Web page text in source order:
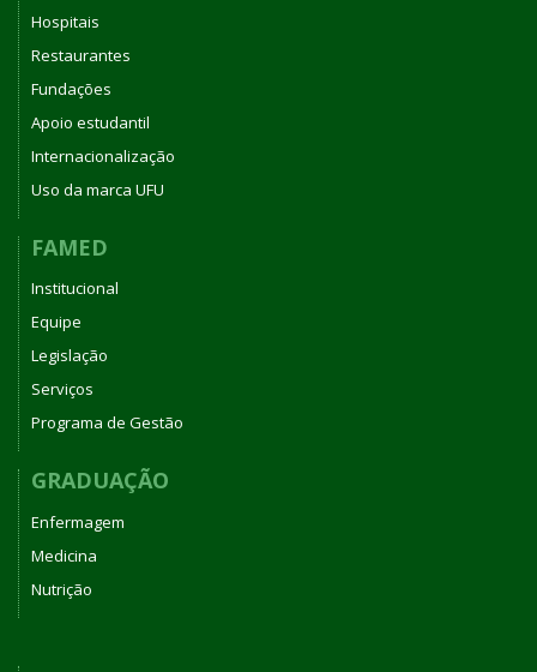
Hospitais
Restaurantes
Fundações
Apoio estudantil
Internacionalização
Uso da marca UFU
FAMED
Institucional
Equipe
Legislação
Serviços
Programa de Gestão
GRADUAÇÃO
Enfermagem
Medicina
Nutrição